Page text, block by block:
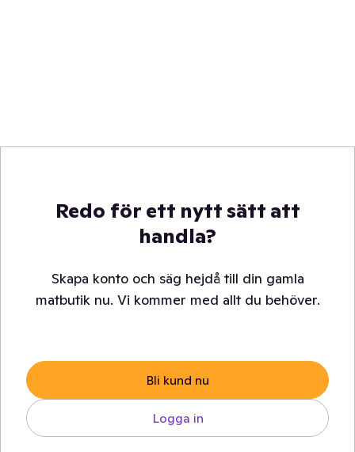
Redo för ett nytt sätt att
handla?
Skapa konto och säg hejdå till din gamla
matbutik nu. Vi kommer med allt du behöver.
Bli kund nu
Logga in